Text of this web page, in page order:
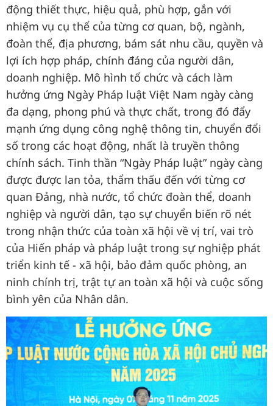
động thiết thực, hiệu quả, phù hợp, gắn với
nhiệm vụ cụ thể của từng cơ quan, bộ, ngành,
đoàn thể, địa phương, bám sát nhu cầu, quyền và
lợi ích hợp pháp, chính đáng của người dân,
doanh nghiệp. Mô hình tổ chức và cách làm
hưởng ứng Ngày Pháp luật Việt Nam ngày càng
đa dạng, phong phú và thực chất, trong đó đẩy
mạnh ứng dụng công nghệ thông tin, chuyển đổi
số trong các hoạt động, nhất là truyền thông
chính sách. Tinh thần “Ngày Pháp luật” ngày càng
được được lan tỏa, thẩm thấu đến với từng cơ
quan Đảng, nhà nước, tổ chức đoàn thể, doanh
nghiệp và người dân, tạo sự chuyển biến rõ nét
trong nhận thức của toàn xã hội về vị trí, vai trò
của Hiến pháp và pháp luật trong sự nghiệp phát
triển kinh tế - xã hội, bảo đảm quốc phòng, an
ninh chính trị, trật tự an toàn xã hội và cuộc sống
bình yên của Nhân dân.